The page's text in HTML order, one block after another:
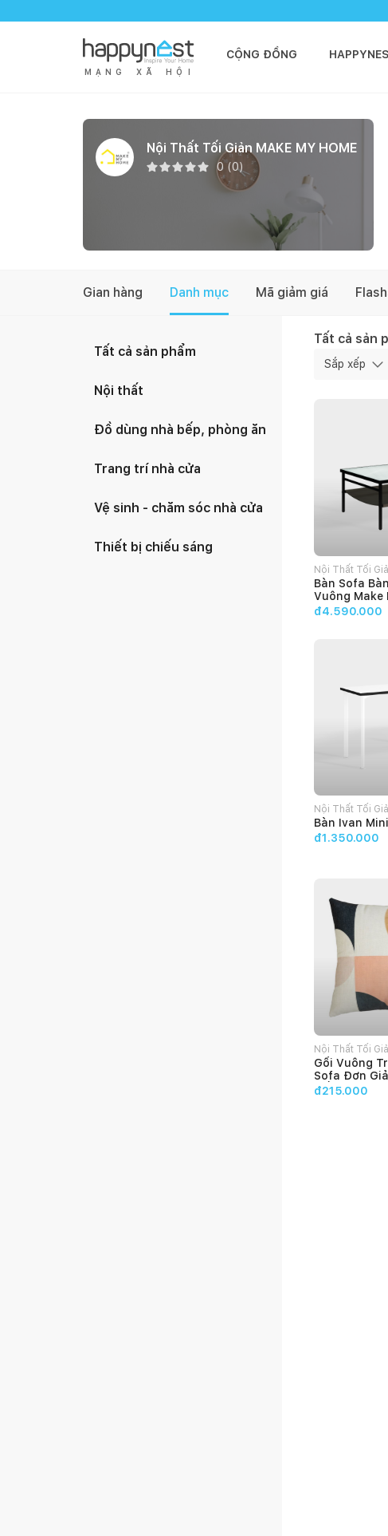
M Ạ N G X Ã H Ộ I
CỘNG ĐỒNG
Nội Thất Tối Giản MAKE MY HOME
0 (0)
Gian hàng Danh mục Mã giảm giá
Tất cả sản phẩm
Nội thất
Đồ dùng nhà bếp, phòng ăn
Trang trí nhà cửa
Vệ sinh - chăm sóc nhà cửa
Thiết bị chiếu sáng
Tất cả sản
Sắp xếp
Nội Thất Tối
HOME
Bàn Sofa
Vuông Make
SAGO
đ4.590.000
Nội Thất Tối
HOME
Bàn Ivan
đ1.350.000
Nội Thất Tối
HOME
Gối Vuông
Sofa Đơn
Gối Make My
đ215.000